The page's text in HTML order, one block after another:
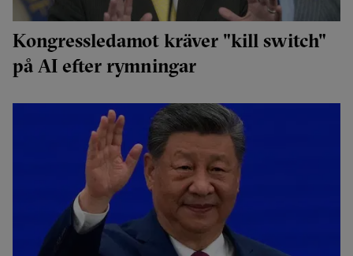
Kongressledamot kräver "kill switch"
på AI efter rymningar